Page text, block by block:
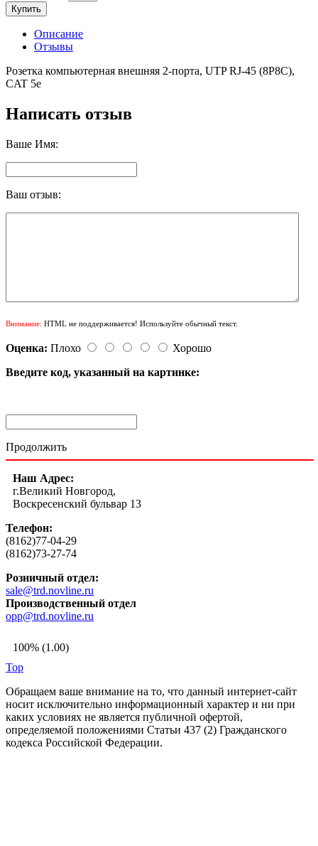
Купить
Описание
Отзывы
Розетка компьютерная внешняя 2-порта, UTP RJ-45 (8P8C),
CAT 5e
Написать отзыв
Ваше Имя:
Ваш отзыв:
Внимание: HTML не поддерживается! Используйте обычный текст.
Оценка: Плохо
Хорошо
Введите код, указанный на картинке:
Продолжить
Наш Адрес:
г.Великий Новгород,
Воскресенский бульвар 13
Телефон:
(8162)77-04-29
(8162)73-27-74
Розничный отдел:
sale@trd.novline.ru
Производственный отдел
opp@trd.novline.ru
100% (1.00)
Top
Обращаем ваше внимание на то, что данный интернет-сайт
носит исключительно информационный характер и ни при
каких условиях не является публичной офертой,
определяемой положениями Статьи 437 (2) Гражданского
кодекса Российской Федерации.